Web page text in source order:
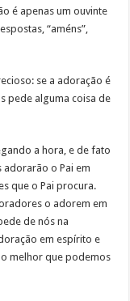
é apenas um ouvinte
“améns”,
se a adoração é
pede alguma coisa de
a hora, e de fato
o Pai em
que o Pai procura.
o adorem em
de nós na
em espírito e
melhor que podemos